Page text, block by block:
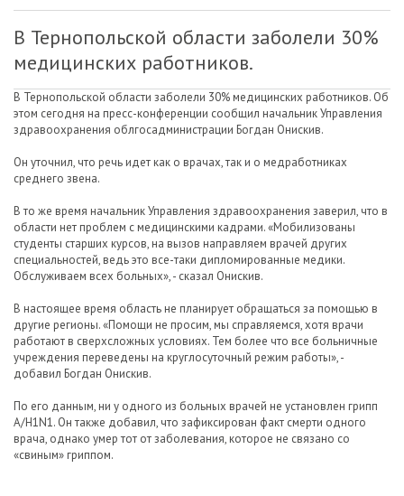
В Тернопольской области заболели 30%
медицинских работников.
В Тернопольской области заболели 30% медицинских работников. Об
этом сегодня на пресс-конференции сообщил начальник Управления
здравоохранения облгосадминистрации Богдан Онискив.
Он уточнил, что речь идет как о врачах, так и о медработниках
среднего звена.
В то же время начальник Управления здравоохранения заверил, что в
области нет проблем с медицинскими кадрами. «Мобилизованы
студенты старших курсов, на вызов направляем врачей других
специальностей, ведь это все-таки дипломированные медики.
Обслуживаем всех больных», - сказал Онискив.
В настоящее время область не планирует обращаться за помощью в
другие регионы. «Помощи не просим, мы справляемся, хотя врачи
работают в сверхсложных условиях. Тем более что все больничные
учреждения переведены на круглосуточный режим работы», -
добавил Богдан Онискив.
По его данным, ни у одного из больных врачей не установлен грипп
А/H1N1. Он также добавил, что зафиксирован факт смерти одного
врача, однако умер тот от заболевания, которое не связано со
«свиным» гриппом.